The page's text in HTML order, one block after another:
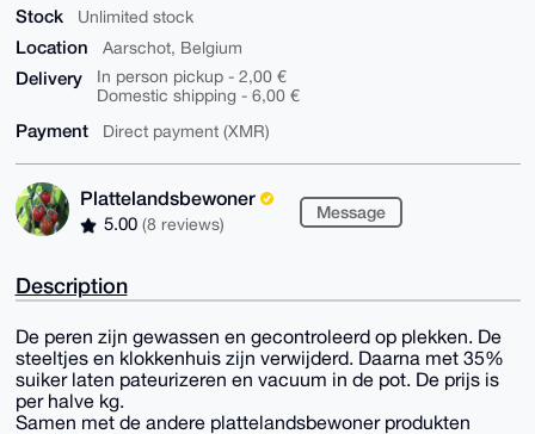
Stock Unlimited stock
Location Aarschot, Belgium
Delivery
In person pickup - 2,00 €
Domestic shipping - 6,00 €
Payment Direct payment (XMR)
Plattelandsbewoner
5.00 (8 reviews)
Message
Description
De peren zijn gewassen en gecontroleerd op plekken. De
steeltjes en klokkenhuis zijn verwijderd. Daarna met 35%
suiker laten pateurizeren en vacuum in de pot. De prijs is
per halve kg.
Samen met de andere plattelandsbewoner produkten